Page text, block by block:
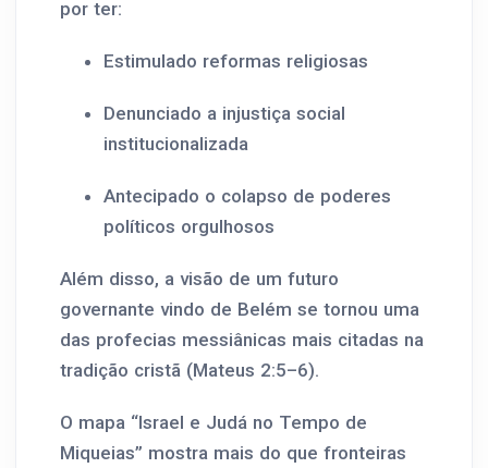
por ter:
Estimulado reformas religiosas
Denunciado a injustiça social
institucionalizada
Antecipado o colapso de poderes
políticos orgulhosos
Além disso, a visão de um futuro
governante vindo de Belém se tornou uma
das profecias messiânicas mais citadas na
tradição cristã (Mateus 2:5–6).
O mapa “Israel e Judá no Tempo de
Miqueias” mostra mais do que fronteiras